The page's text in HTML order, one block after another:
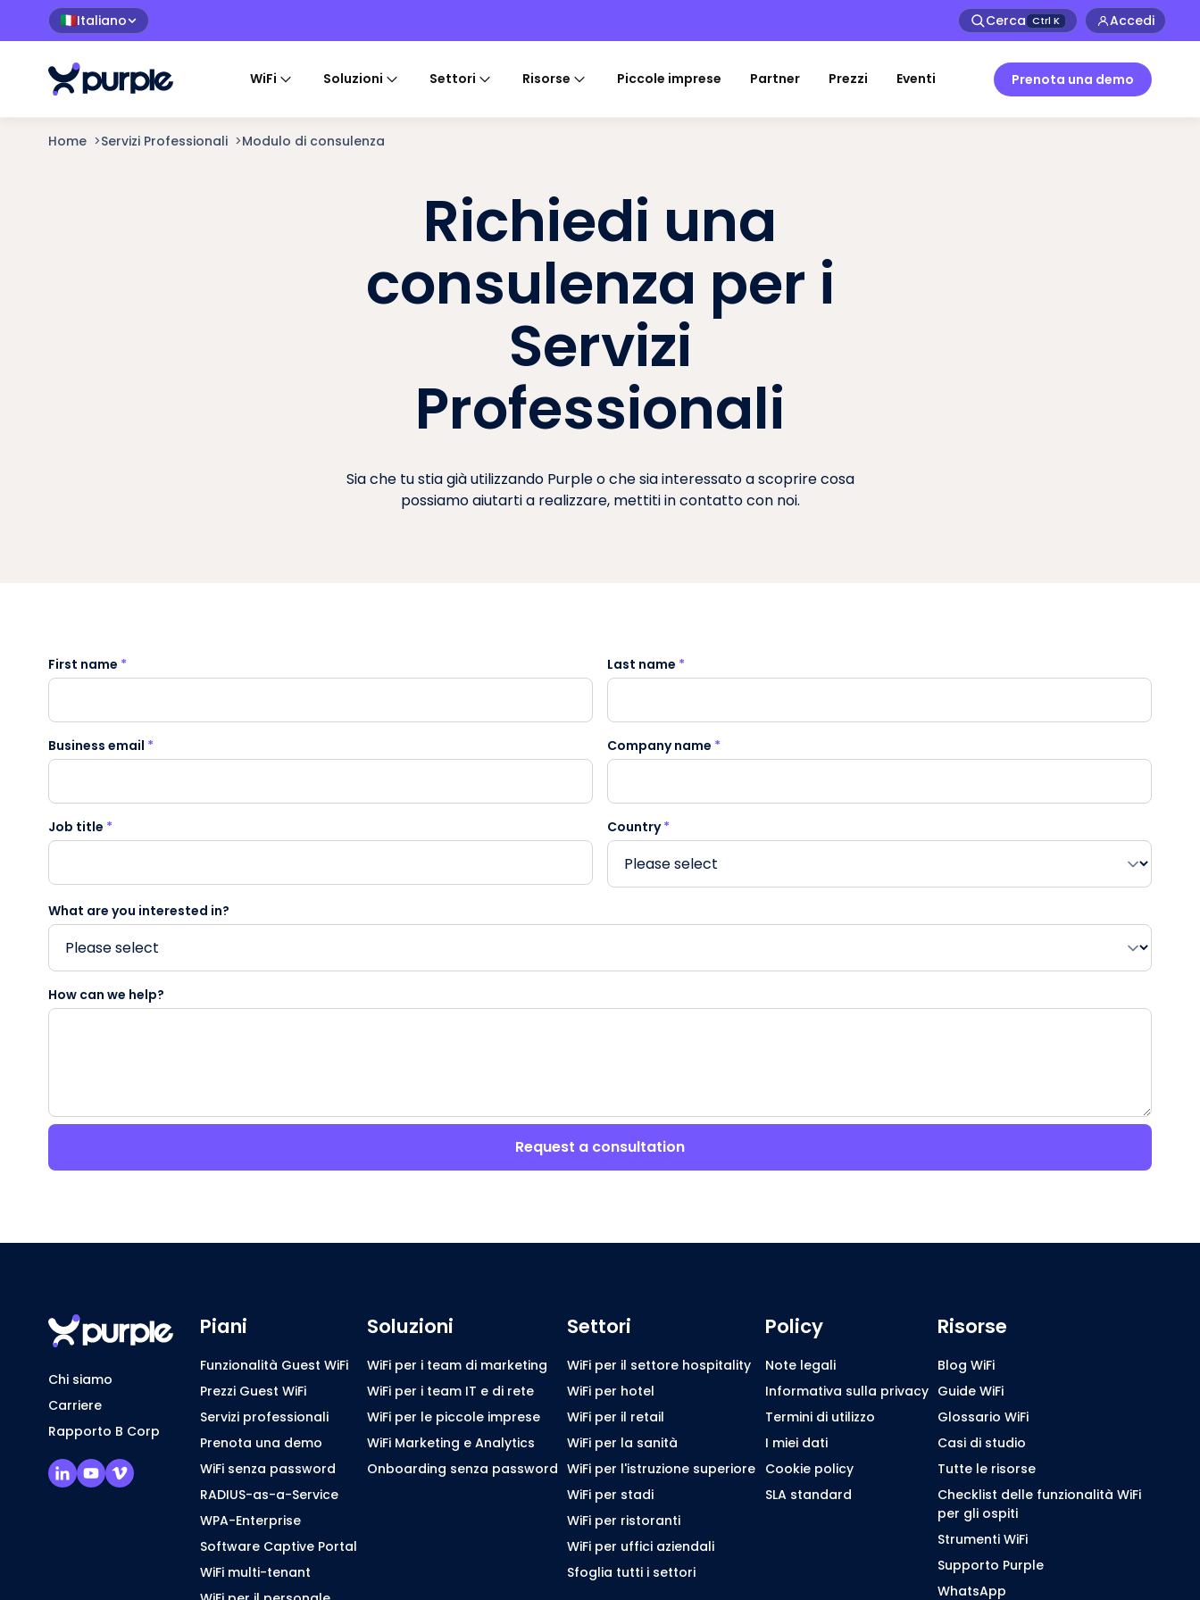
🇮🇹Italiano Cerca Ctrl K Accedi
WiFi Soluzioni Settori Risorse Piccole imprese Partner Prezzi Eventi Prenota una demo
Home >Servizi Professionali >Modulo di consulenza
Richiedi una
consulenza per i
Servizi
Professionali
Sia che tu stia già utilizzando Purple o che sia interessato a scoprire cosa
possiamo aiutarti a realizzare, mettiti in contatto con noi.
First name * Last name *
Business email * Company name *
Job title * Country*
What are you interested in?
How can we help?
Request a consultation
Chi siamo
Carriere
Rapporto B Corp
Piani
Funzionalità Guest WiFi
Prezzi Guest WiFi
Servizi professionali
Prenota una demo
WiFi senza password
RADIUS-as-a-Service
WPA-Enterprise
Software Captive Portal
WiFi multi-tenant
Soluzioni
WiFi per i team di marketing
WiFi per i team IT e di rete
WiFi per le piccole imprese
WiFi Marketing e Analytics
Onboarding senza password
Settori
WiFi per il settore hospitality
WiFi per hotel
WiFi per il retail
WiFi per la sanità
WiFi per l'istruzione superiore
WiFi per stadi
WiFi per ristoranti
WiFi per uffici aziendali
Sfoglia tutti i settori
Policy
Note legali
Informativa sulla privacy
Termini di utilizzo
I miei dati
Cookie policy
SLA standard
Risorse
Blog WiFi
Guide WiFi
Glossario WiFi
Casi di studio
Tutte le risorse
Checklist delle funzionalità WiFi
per gli ospiti
Strumenti WiFi
Supporto Purple
WhatsApp